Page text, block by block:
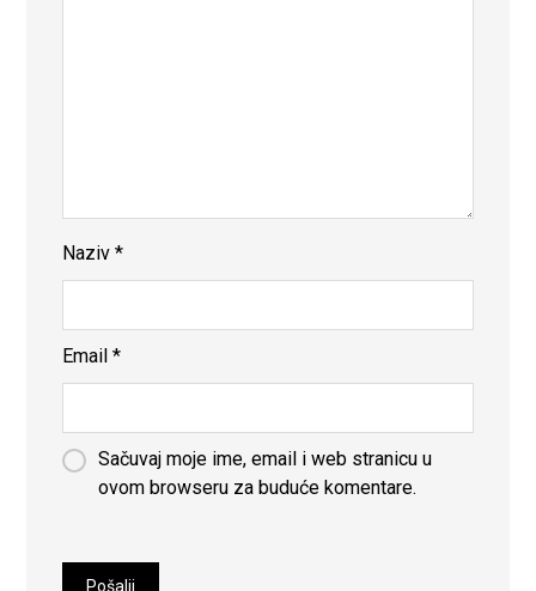
Naziv*
Email*
Sačuvaj moje ime, email i web stranicu u
ovom browseru za buduće komentare.